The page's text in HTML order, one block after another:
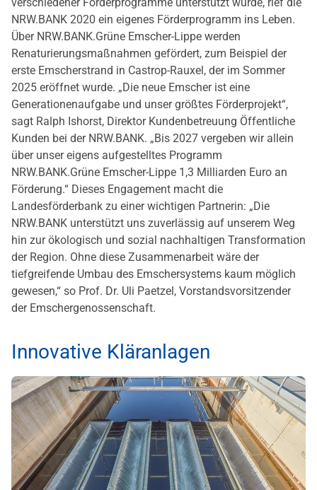
verschiedener Förderprogramme unterstützt wurde, rief die
NRW.BANK 2020 ein eigenes Förderprogramm ins Leben.
Über NRW.BANK.Grüne Emscher-Lippe werden
Renaturierungsmaßnahmen gefördert, zum Beispiel der
erste Emscherstrand in Castrop-Rauxel, der im Sommer
2025 eröffnet wurde. „Die neue Emscher ist eine
Generationenaufgabe und unser größtes Förderprojekt“,
sagt Ralph Ishorst, Direktor Kundenbetreuung Öffentliche
Kunden bei der NRW.BANK. „Bis 2027 vergeben wir allein
über unser eigens aufgestelltes Programm
NRW.BANK.Grüne Emscher-Lippe 1,3 Milliarden Euro an
Förderung.“ Dieses Engagement macht die
Landesförderbank zu einer wichtigen Partnerin: „Die
NRW.BANK unterstützt uns zuverlässig auf unserem Weg
hin zur ökologisch und sozial nachhaltigen Transformation
der Region. Ohne diese Zusammenarbeit wäre der
tiefgreifende Umbau des Emschersystems kaum möglich
gewesen,“ so Prof. Dr. Uli Paetzel, Vorstandsvorsitzender
der Emschergenossenschaft.
Innovative Kläranlagen